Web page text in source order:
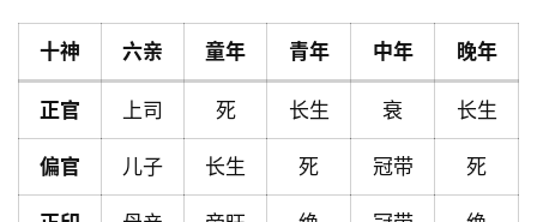
十神 六亲 童年 青年 中年 晚年
正官 上司 死 长生 衰 长生
偏官 儿子 长生 死 冠带 死